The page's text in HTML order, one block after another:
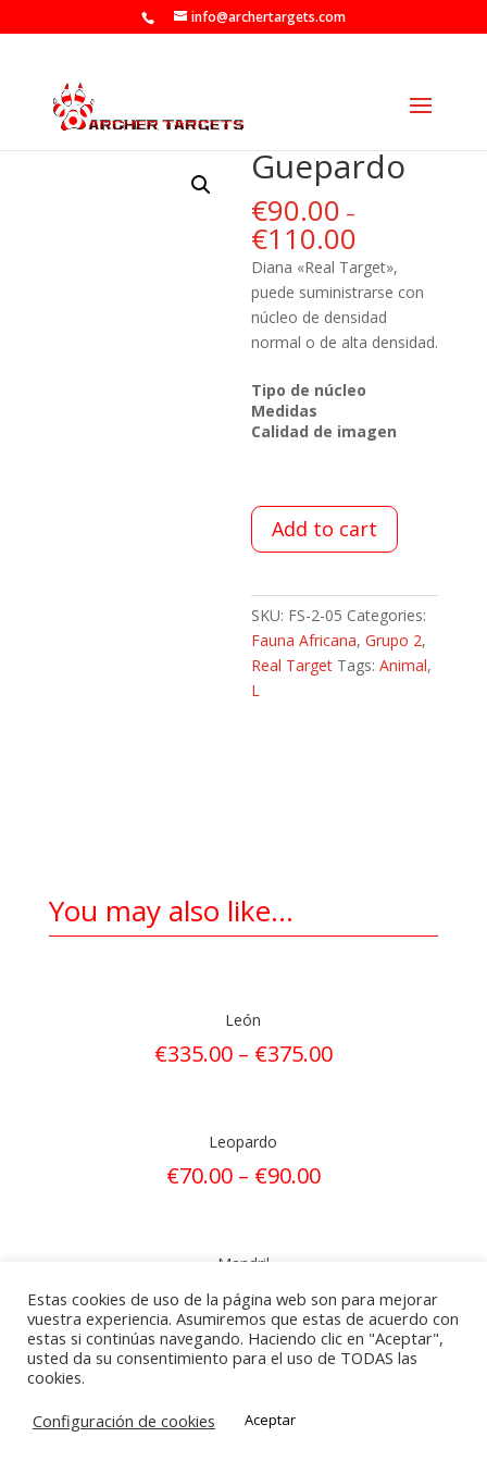
info@archertargets.com
Guepardo
€90.00 –
€110.00
Diana «Real Target»,
puede suministrarse con
núcleo de densidad
normal o de alta densidad.
Tipo de núcleo
Medidas
Calidad de imagen
Add to cart
SKU: FS-2-05 Categories:
Fauna Africana,Grupo 2,
Real Target Tags:Animal,
L
You may also like…
León
€335.00– €375.00
Leopardo
€70.00– €90.00
Mandril
€90.00–€110.00
Estas cookies de uso de la página web son para mejorar
vuestra experiencia. Asumiremos que estas de acuerdo con
estas si continúas navegando. Haciendo clic en "Aceptar",
usted da su consentimiento para el uso de TODAS las
cookies.
Configuración de cookies
Aceptar